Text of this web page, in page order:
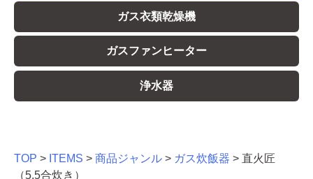
ガス衣類乾燥機
ガスファンヒーター
浄水器
TOP > ITEMS > 商品ジャンル > ガス炊飯器 > 直火匠
（5.5合炊き）